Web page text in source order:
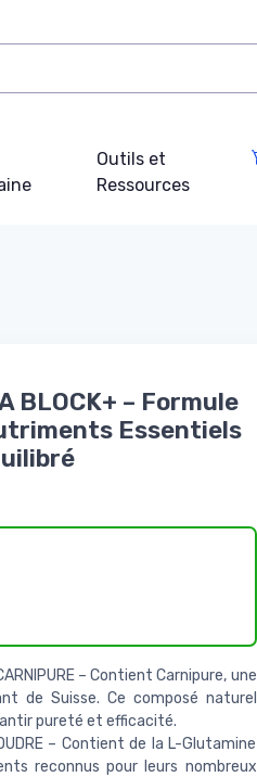
Outils et
Ressources
BLOCK+ – Formule
Essentiels
– Contient Carnipure, une
de Suisse. Ce composé naturel
pureté et efficacité.
– Contient de la L-Glutamine
reconnus pour leurs nombreux